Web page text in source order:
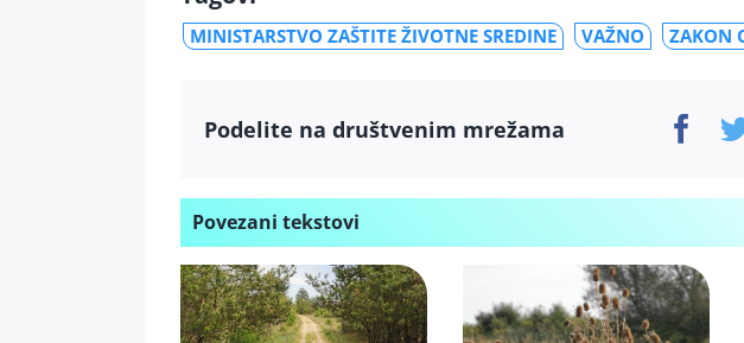
MINISTARSTVO ZAŠTITE ŽIVOTNE SREDINE VAŽNO ZAKON
Podelite na društvenim mrežama
Povezani tekstovi